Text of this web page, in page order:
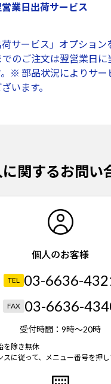
業日出荷サービス
荷サービス」オプショ
でのご注文は翌営業日に
※ 部品状況によりサー
います。
関するお問い
個人のお客様
TEL 03-6636-
FAX 03-6636-
受付時間： 9時～20時
を除き無休
に従って、メニュー番号を押し